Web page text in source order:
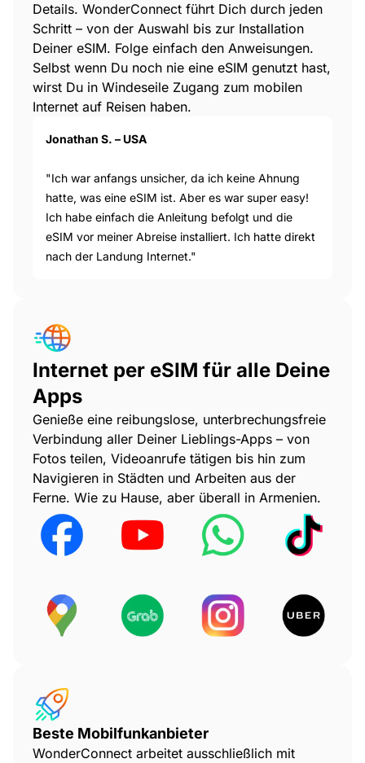
Details. WonderConnect führt Dich durch jeden
Schritt – von der Auswahl bis zur Installation
Deiner eSIM. Folge einfach den Anweisungen.
Selbst wenn Du noch nie eine eSIM genutzt hast,
wirst Du in Windeseile Zugang zum mobilen
Internet auf Reisen haben.
Jonathan S. – USA
"Ich war anfangs unsicher, da ich keine Ahnung
hatte, was eine eSIM ist. Aber es war super easy!
Ich habe einfach die Anleitung befolgt und die
eSIM vor meiner Abreise installiert. Ich hatte direkt
nach der Landung Internet."
Internet per eSIM für alle Deine
Apps
Genieße eine reibungslose, unterbrechungsfreie
Verbindung aller Deiner Lieblings-Apps – von
Fotos teilen, Videoanrufe tätigen bis hin zum
Navigieren in Städten und Arbeiten aus der
Ferne. Wie zu Hause, aber überall in Armenien.
Beste Mobilfunkanbieter
WonderConnect arbeitet ausschließlich mit